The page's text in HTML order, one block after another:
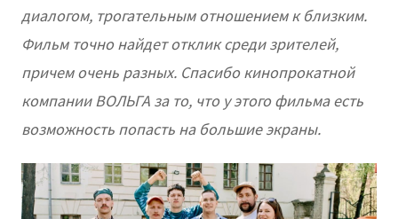
диалогом, трогательным отношением к близким.
Фильм точно найдет отклик среди зрителей,
причем очень разных. Спасибо кинопрокатной
компании ВОЛЬГА за то, что у этого фильма есть
возможность попасть на большие экраны.